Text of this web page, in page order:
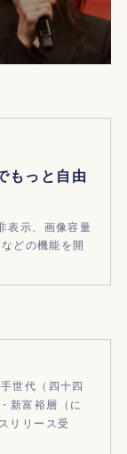
もっと自由
表示、画像容量
どの機能を開
世代（四十四
新富裕層（に
リリース受